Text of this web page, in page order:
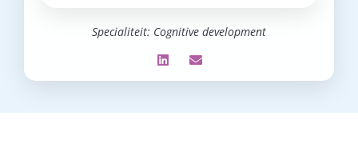
Specialiteit: Cognitive development